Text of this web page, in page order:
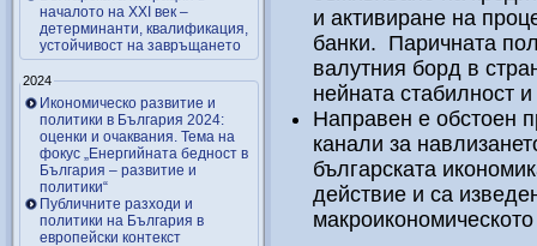
началото на ХХІ век –
детерминанти, квалификация,
устойчивост на завръщането
2024
Икономическо развитие и
политики в България 2024:
оценки и очаквания. Тема на
фокус „Енергийната бедност в
България – развитие и
политики“
Публичните разходи и
политики на България в
европейски контекст
и активиране на
банки. Паричната
валутния борд в
нейната стабилност
Направен е обстоен
канали за
българската
действие и са